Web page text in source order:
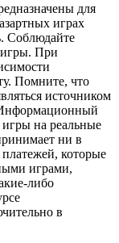
для
играх
Соблюдайте
игры. При
Помните, что
источником
Информационный
игры на реальные
ни в
которые
играми,
либо
в